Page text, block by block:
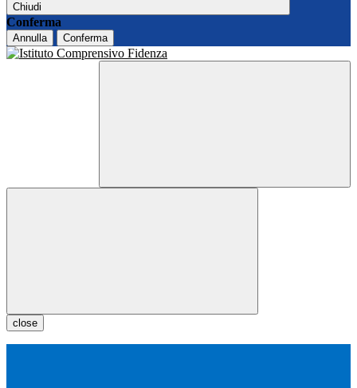
Chiudi
Conferma
Annulla Conferma
close